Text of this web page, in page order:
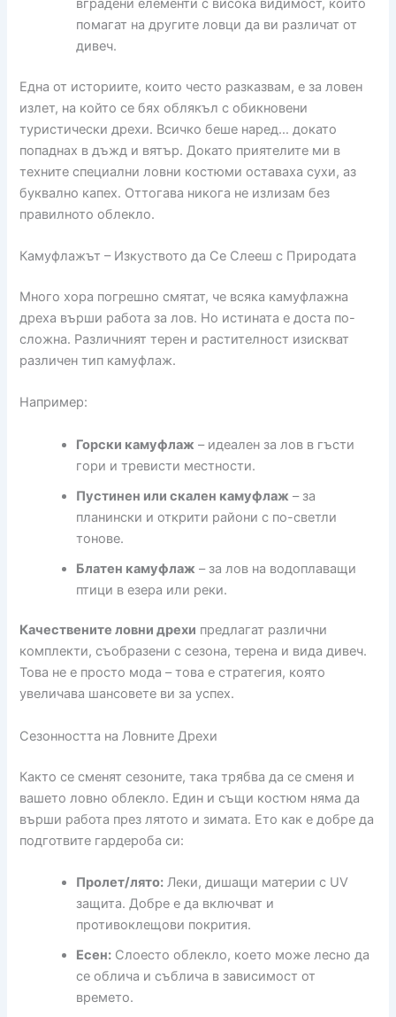
вградени елементи с висока видимост, които
помагат на другите ловци да ви различат от
дивеч.
Една от историите, които често разказвам, е за ловен
излет, на който се бях облякъл с обикновени
туристически дрехи. Всичко беше наред… докато
попаднах в дъжд и вятър. Докато приятелите ми в
техните специални ловни костюми оставаха сухи, аз
буквално капех. Оттогава никога не излизам без
правилното облекло.
Камуфлажът – Изкуството да Се Слееш с Природата
Много хора погрешно смятат, че всяка камуфлажна
дреха върши работа за лов. Но истината е доста по-
сложна. Различният терен и растителност изискват
различен тип камуфлаж.
Например:
Горски камуфлаж – идеален за лов в гъсти
гори и тревисти местности.
Пустинен или скален камуфлаж – за
планински и открити райони с по-светли
тонове.
Блатен камуфлаж – за лов на водоплаващи
птици в езера или реки.
Качествените ловни дрехи предлагат различни
комплекти, съобразени с сезона, терена и вида дивеч.
Това не е просто мода – това е стратегия, която
увеличава шансовете ви за успех.
Сезонността на Ловните Дрехи
Както се сменят сезоните, така трябва да се сменя и
вашето ловно облекло. Един и същи костюм няма да
върши работа през лятото и зимата. Ето как е добре да
подготвите гардероба си:
Пролет/лято: Леки, дишащи материи с UV
защита. Добре е да включват и
противоклещови покрития.
Есен: Слоесто облекло, което може лесно да
се облича и съблича в зависимост от
времето.